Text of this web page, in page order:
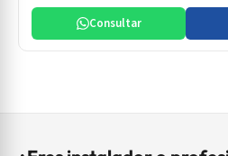
Consultar